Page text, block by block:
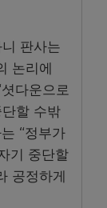
판사는
논리에
다운으로
할 수밖
“정부가
기 중단할
공정하게